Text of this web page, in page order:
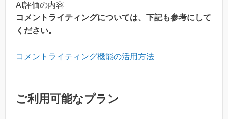
AI評価の内容
コメントライティングについては、下記も参考にして
ください。
コメントライティング機能の活用方法
ご利用可能なプラン